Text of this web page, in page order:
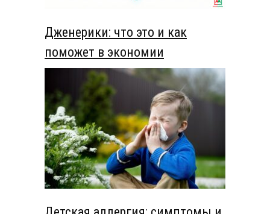
Дженерики: что это и как
поможет в экономии